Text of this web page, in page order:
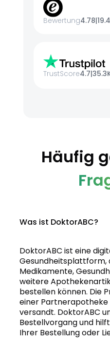
Bewertung4.78|
TrustScore4.7|
Häufig
Was ist DoktorABC?
DoktorABC ist eine
Gesundheitsplattform,
Medikamente,
weitere
bestellen können. Die
einer
versandt. DoktorABC
Bestellvorgang und
Ihrer Bestellung oder